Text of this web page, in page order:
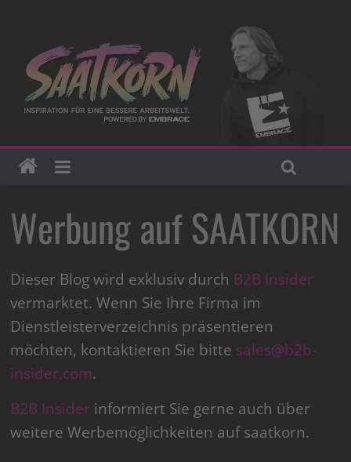
Werbung auf SAATKORN
Dieser Blog wird exklusiv durch B2B Insider
vermarktet. Wenn Sie Ihre Firma im
Dienstleisterverzeichnis präsentieren
möchten, kontaktieren Sie bitte sales@b2b-
insider.com.
B2B Insider informiert Sie gerne auch über
weitere Werbemöglichkeiten auf saatkorn.